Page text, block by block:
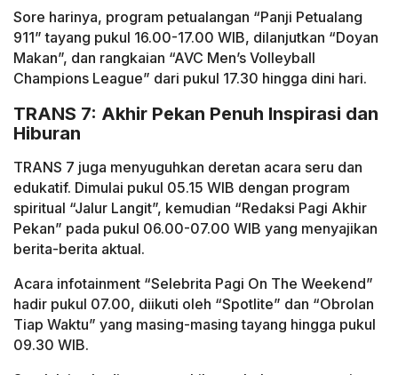
Sore harinya, program petualangan “Panji Petualang
911” tayang pukul 16.00-17.00 WIB, dilanjutkan “Doyan
Makan”, dan rangkaian “AVC Men’s Volleyball
Champions League” dari pukul 17.30 hingga dini hari.
TRANS 7: Akhir Pekan Penuh Inspirasi dan
Hiburan
TRANS 7 juga menyuguhkan deretan acara seru dan
edukatif. Dimulai pukul 05.15 WIB dengan program
spiritual “Jalur Langit”, kemudian “Redaksi Pagi Akhir
Pekan” pada pukul 06.00-07.00 WIB yang menyajikan
berita-berita aktual.
Acara infotainment “Selebrita Pagi On The Weekend”
hadir pukul 07.00, diikuti oleh “Spotlite” dan “Obrolan
Tiap Waktu” yang masing-masing tayang hingga pukul
09.30 WIB.